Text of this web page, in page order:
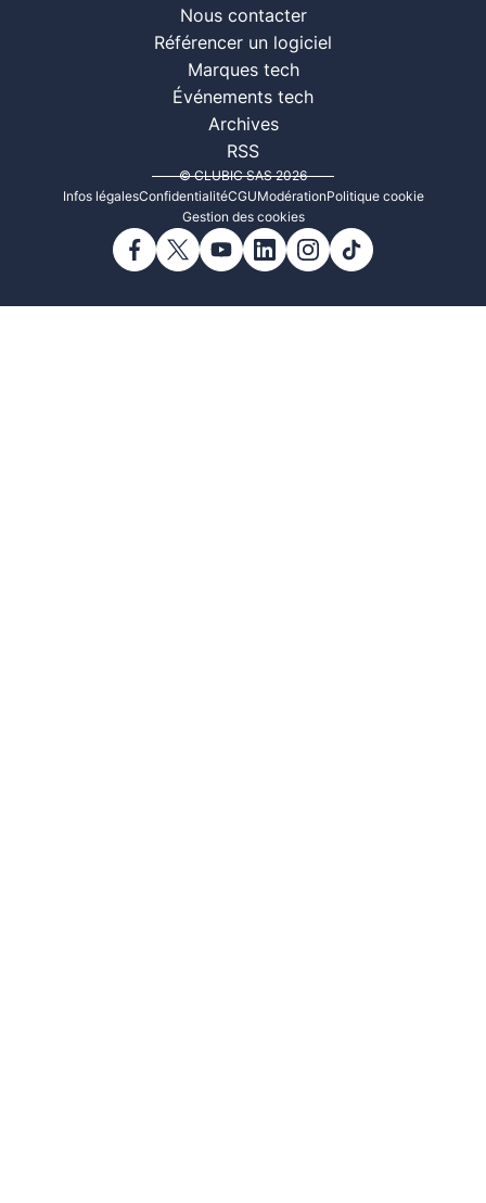
Nous contacter
Référencer un logiciel
Marques tech
Événements tech
Archives
RSS
© CLUBIC SAS 2026
Infos légalesConfidentialitéCGUModérationPolitique cookie
Gestion des cookies